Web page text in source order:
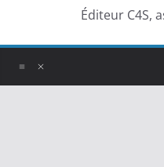
Éditeur C4S,